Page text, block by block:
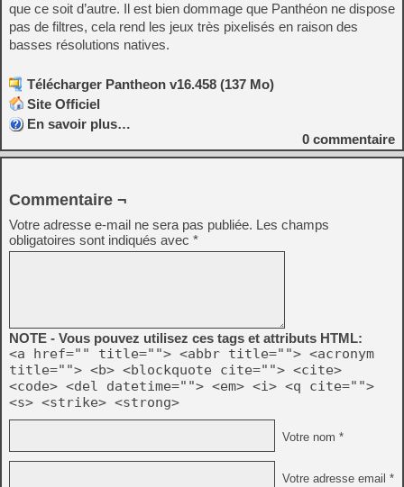
que ce soit d’autre. Il est bien dommage que Panthéon ne dispose
pas de filtres, cela rend les jeux très pixelisés en raison des
basses résolutions natives.
Télécharger Pantheon v16.458 (137 Mo)
Site Officiel
En savoir plus…
0 commentaire
Commentaire ¬
Votre adresse e-mail ne sera pas publiée. Les champs
obligatoires sont indiqués avec *
NOTE - Vous pouvez utilisez ces tags et attributs HTML:
<a href="" title=""> <abbr title=""> <acronym
title=""> <b> <blockquote cite=""> <cite>
<code> <del datetime=""> <em> <i> <q cite="">
<s> <strike> <strong>
Votre nom *
Votre adresse email *